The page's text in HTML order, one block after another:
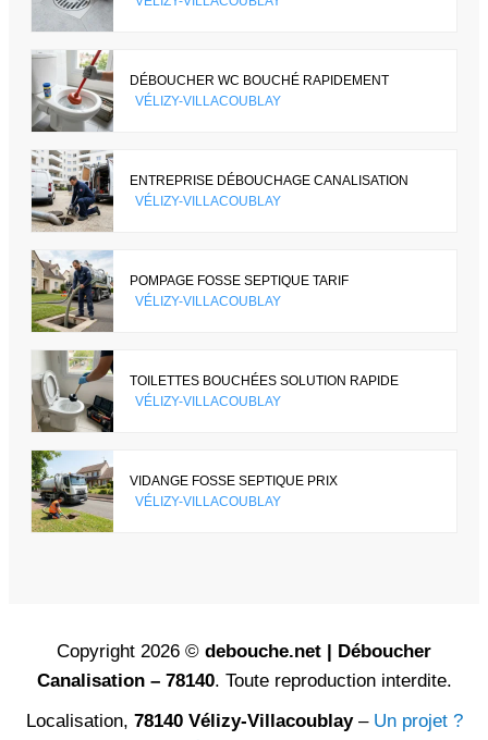
DÉBOUCHER WC BOUCHÉ RAPIDEMENT
VÉLIZY-VILLACOUBLAY
ENTREPRISE DÉBOUCHAGE CANALISATION
VÉLIZY-VILLACOUBLAY
POMPAGE FOSSE SEPTIQUE TARIF
VÉLIZY-VILLACOUBLAY
TOILETTES BOUCHÉES SOLUTION RAPIDE
VÉLIZY-VILLACOUBLAY
VIDANGE FOSSE SEPTIQUE PRIX
VÉLIZY-VILLACOUBLAY
Copyright 2026 © debouche.net | Déboucher
Canalisation – 78140. Toute reproduction interdite.
Localisation, 78140 Vélizy-Villacoublay– Un projet ?